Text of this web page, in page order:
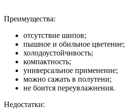
Преимущества:
отсутствие шипов;
пышное и обильное цветение;
холодоустойчивость;
компактность;
универсальное применение;
можно сажать в полутени;
не боится переувлажнения.
Недостатки: